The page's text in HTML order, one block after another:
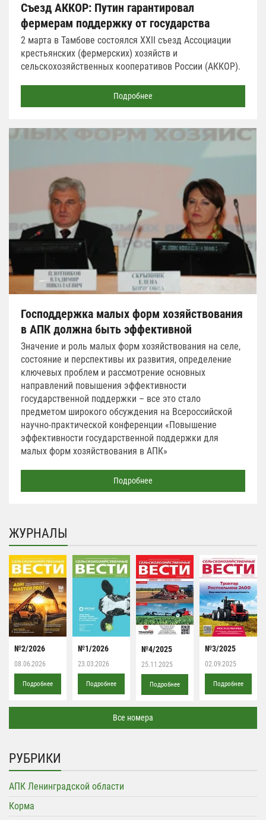
Съезд АККОР: Путин гарантировал
фермерам поддержку от государства
2 марта в Тамбове состоялся ХХII съезд Ассоциации
крестьянских (фермерских) хозяйств и
сельскохозяйственных кооперативов России (АККОР).
Подробнее
Господдержка малых форм хозяйствования
в АПК должна быть эффективной
Значение и роль малых форм хозяйствования на селе,
состояние и перспективы их развития, определение
ключевых проблем и рассмотрение основных
направлений повышения эффективности
государственной поддержки – все это стало
предметом широкого обсуждения на Всероссийской
научно-практической конференции «Повышение
эффективности государственной поддержки для
малых форм хозяйствования в АПК»
Подробнее
ЖУРНАЛЫ
№2/2026
08.06.2026
Подробнее
№1/2026
23.03.2026
Подробнее
№4/2025
25.11.2025
Подробнее
№3/2025
02.09.2025
Подробнее
Все номера
РУБРИКИ
АПК Ленинградской области
Корма